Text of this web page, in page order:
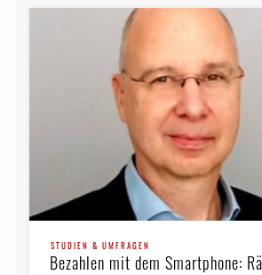
STUDIEN & UMFRAGEN